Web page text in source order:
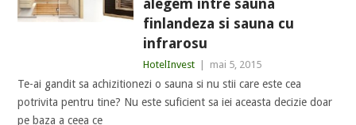
alegem intre sauna
finlandeza si sauna cu
infrarosu
HotelInvest mai 5, 2015
Te-ai gandit sa achizitionezi o sauna si nu stii care este cea
potrivita pentru tine? Nu este suficient sa iei aceasta decizie doar
pe baza a ceea ce